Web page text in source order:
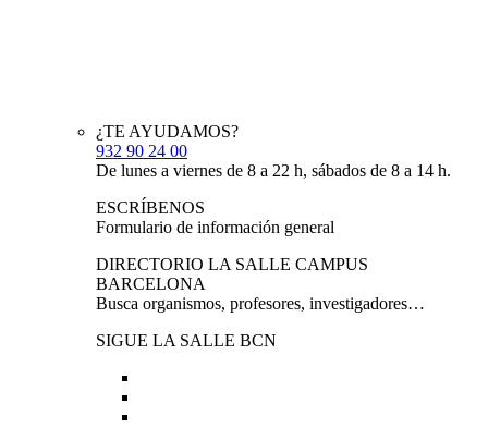
¿TE AYUDAMOS?
932 90 24 00
De lunes a viernes de 8 a 22 h, sábados de 8 a 14 h.
ESCRÍBENOS
Formulario de información general
DIRECTORIO LA SALLE CAMPUS
BARCELONA
Busca organismos, profesores, investigadores…
SIGUE LA SALLE BCN